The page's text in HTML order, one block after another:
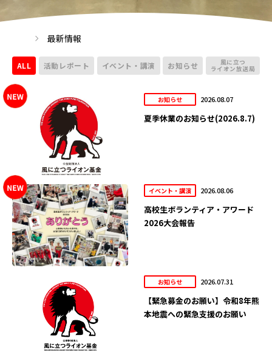
最新情報
ALL 活動レポート イベント・講演 お知らせ 風に立つ
ライオン放送局
お知らせ 2026.08.07
夏季休業のお知らせ(2026.8.7)
イベント・講演 2026.08.06
高校生ボランティア・アワード
2026大会報告
お知らせ 2026.07.31
【緊急募金のお願い】令和8年熊
本地震への緊急支援のお願い